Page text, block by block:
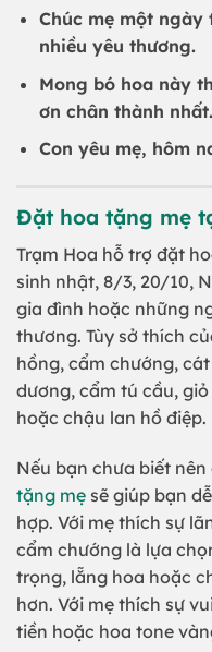
Chúc mẹ một
nhiều yêu thương.
Mong bó hoa này
ơn chân thành nhất.
Con yêu mẹ, hôm
Đặt hoa tặng mẹ
Trạm Hoa hỗ trợ đặt
sinh nhật, 8/3, 20/10,
gia đình hoặc những
thương. Tùy sở thích
hồng, cẩm chướng,
dương, cẩm tú cầu,
hoặc chậu lan hồ điệp.
Nếu bạn chưa biết
tặng mẹ sẽ giúp bạn
hợp. Với mẹ thích sự
cẩm chướng là lựa
trọng, lẵng hoa hoặc
hơn. Với mẹ thích sự
tiền hoặc hoa tone